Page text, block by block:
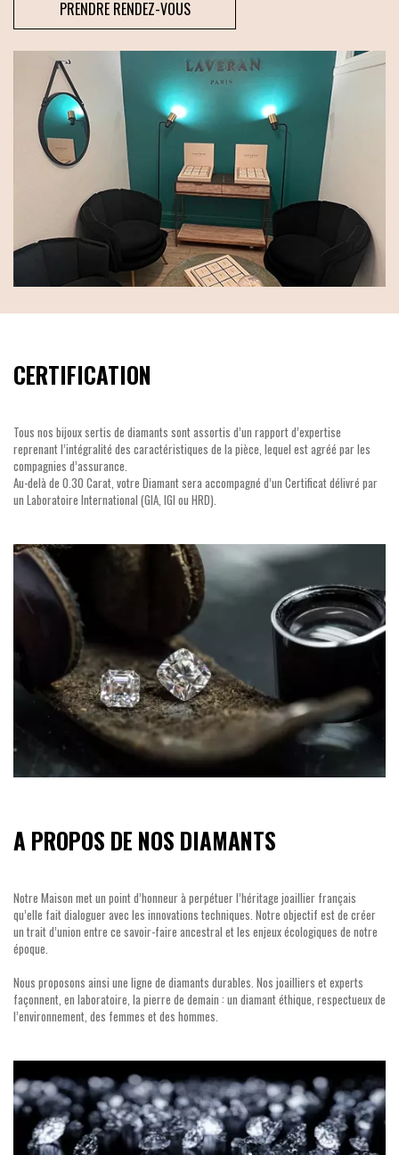
PRENDRE RENDEZ-VOUS
CERTIFICATION
Tous nos bijoux sertis de diamants sont assortis d’un rapport d’expertise
reprenant l’intégralité des caractéristiques de la pièce, lequel est agréé par les
compagnies d’assurance.
Au-delà de 0.30 Carat, votre Diamant sera accompagné d’un Certificat délivré par
un Laboratoire International (GIA, IGI ou HRD).
A PROPOS DE NOS DIAMANTS
Notre Maison met un point d’honneur à perpétuer l’héritage joaillier français
qu’elle fait dialoguer avec les innovations techniques. Notre objectif est de créer
un trait d’union entre ce savoir-faire ancestral et les enjeux écologiques de notre
époque.
Nous proposons ainsi une ligne de diamants durables. Nos joailliers et experts
façonnent, en laboratoire, la pierre de demain : un diamant éthique, respectueux de
l’environnement, des femmes et des hommes.